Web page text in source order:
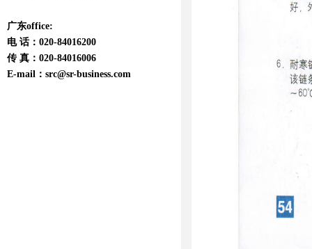
广东office:
电 话：020-84016200
传 真：020-84016006
E-mail： src@sr-business.com